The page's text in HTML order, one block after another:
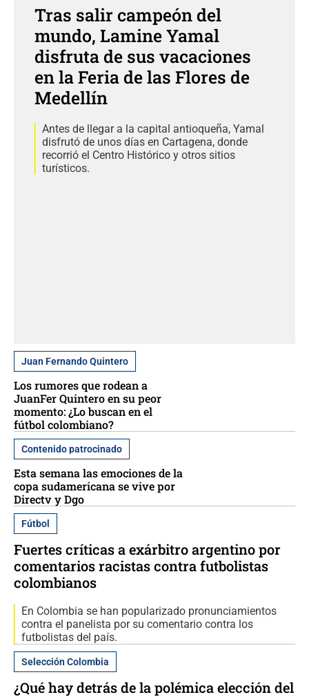
Tras salir campeón del
mundo, Lamine Yamal
disfruta de sus vacaciones
en la Feria de las Flores de
Medellín
Antes de llegar a la capital antioqueña, Yamal
disfrutó de unos días en Cartagena, donde
recorrió el Centro Histórico y otros sitios
turísticos.
Juan Fernando Quintero
Los rumores que rodean a
JuanFer Quintero en su peor
momento: ¿Lo buscan en el
fútbol colombiano?
Contenido patrocinado
Esta semana las emociones de la
copa sudamericana se vive por
Directv y Dgo
Fútbol
Fuertes críticas a exárbitro argentino por
comentarios racistas contra futbolistas
colombianos
En Colombia se han popularizado pronunciamientos
contra el panelista por su comentario contra los
futbolistas del país.
Selección Colombia
¿Qué hay detrás de la polémica elección del